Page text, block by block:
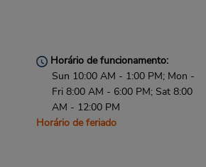
Horário de funcionamento:
Sun 10:00 AM - 1:00 PM; Mon -
Fri 8:00 AM - 6:00 PM; Sat 8:00
AM - 12:00 PM
Horário de feriado